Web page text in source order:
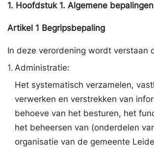
1. Hoofdstuk 1. Algemene bepalingen
Artikel 1 Begripsbepaling
In deze verordening wordt verstaan
1. Administratie:
Het systematisch verzamelen,
verwerken en verstrekken van
behoeve van het besturen, het
het beheersen van (onderdelen
organisatie van de gemeente